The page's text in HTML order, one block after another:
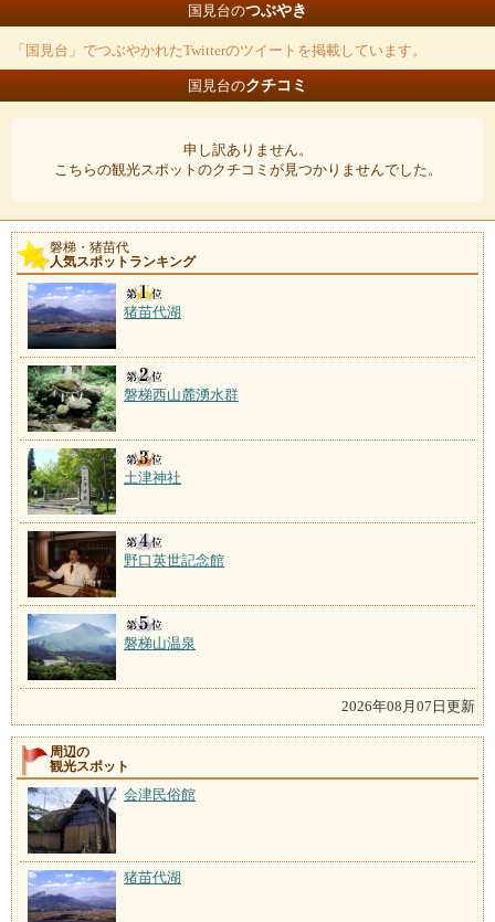
国見台のつぶやき
「国見台」でつぶやかれたTwitterのツイートを掲載しています。
国見台のクチコミ
申し訳ありません。
こちらの観光スポットのクチコミが見つかりませんでした。
磐梯・猪苗代
人気スポットランキング
猪苗代湖
磐梯西山麓湧水群
土津神社
野口英世記念館
磐梯山温泉
2026年08月07日更新
周辺の
観光スポット
会津民俗館
猪苗代湖